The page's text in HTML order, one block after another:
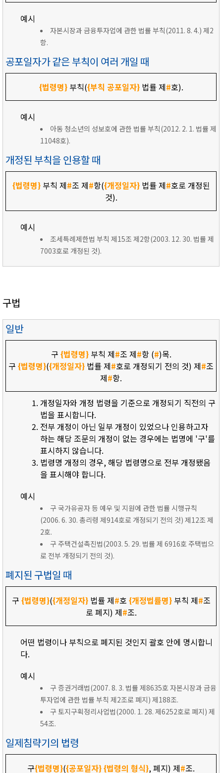
예시
자본시장과 금융투자업에 관한 법률 부칙(2011. 8. 4.) 제2
항.
공포일자가 같은 부칙이 여러 개일 때
{법령명}부칙({부칙 공포일자}법률 제#호).
예시
아동 청소년의 성보호에 관한 법률 부칙(2012. 2. 1. 법률 제
11048호).
개정된 부칙을 인용할 때
{법령명}부칙 제#조 제#항({개정일자}법률 제#호로 개정된
것).
예시
조세특례제한법 부칙 제15조 제2항(2003. 12. 30. 법률 제
7003호로 개정된 것).
구법
일반
구 {법령명}부칙 제#조 제#항 (#)목.
구 {법령명}({개정일자} 법률 제#호로 개정되기 전의 것) 제#조
제#항.
개정일자와 개정 법령을 기준으로 개정되기 직전의 구
법을 표시합니다.
전부 개정이 아닌 일부 개정이 있었으나 인용하고자
하는 해당 조문의 개정이 없는 경우에는 법명에 '구'를
표시하지 않습니다.
법령명 개정의 경우, 해당 법령명으로 전부 개정됐음
을 표시해야 합니다.
예시
구 국가유공자 등 예우 및 지원에 관한 법률 시행규칙
(2006. 6. 30. 총리령 제914호로 개정되기 전의 것) 제12조 제
2호.
구 주택건설촉진법(2003. 5. 29. 법률 제 6916호 주택법으
로 전부 개정되기 전의 것).
폐지된 구법일 때
구 {법령명}({개정일자}법률 제#호 {개정법률명}부칙 제#조
로 폐지) 제#조.
어떤 법령이나 부칙으로 폐지된 것인지 괄호 안에 명시합니
다.
예시
구 증권거래법(2007. 8. 3. 법률 제8635호 자본시장과 금융
투자업에 관한 법률 부칙 제2조로 폐지) 제188조.
구 토지구획정리사업법(2000. 1. 28. 제6252호로 폐지) 제
54조.
일제침략기의 법령
구{법령명}({공포일자}{법령의 형식}, 폐지) 제#조.